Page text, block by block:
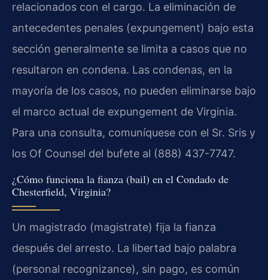
relacionados con el cargo. La eliminación de
antecedentes penales (expungement) bajo esta
sección generalmente se limita a casos que no
resultaron en condena. Las condenas, en la
mayoría de los casos, no pueden eliminarse bajo
el marco actual de expungement de Virginia.
Para una consulta, comuníquese con el Sr. Sris y
los Of Counsel del bufete al (888) 437-7747.
¿Cómo funciona la fianza (bail) en el Condado de
Chesterfield, Virginia?
Un magistrado (magistrate) fija la fianza
después del arresto. La libertad bajo palabra
(personal recognizance), sin pago, es común